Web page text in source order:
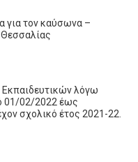
για τον καύσωνα –
Εκπαιδευτικών λόγω
01/02/2022 έως
σχολικό έτος 2021-22.